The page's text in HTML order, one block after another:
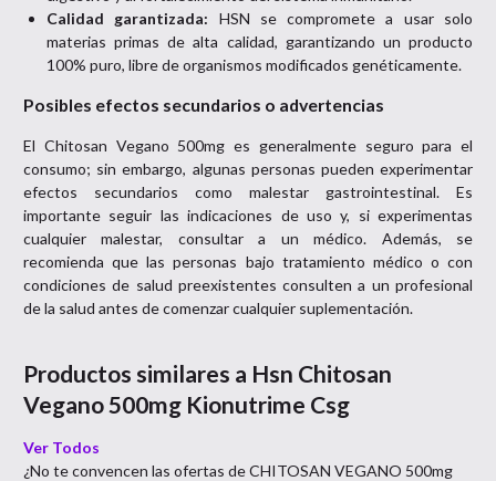
Calidad garantizada: HSN se compromete a usar solo
materias primas de alta calidad, garantizando un producto
100% puro, libre de organismos modificados genéticamente.
Posibles efectos secundarios o advertencias
El Chitosan Vegano 500mg es generalmente seguro para el
consumo; sin embargo, algunas personas pueden experimentar
efectos secundarios como malestar gastrointestinal. Es
importante seguir las indicaciones de uso y, si experimentas
cualquier malestar, consultar a un médico. Además, se
recomienda que las personas bajo tratamiento médico o con
condiciones de salud preexistentes consulten a un profesional
de la salud antes de comenzar cualquier suplementación.
Productos similares a Hsn Chitosan
Vegano 500mg Kionutrime Csg
Ver Todos
¿No te convencen las ofertas deCHITOSAN VEGANO 500mg